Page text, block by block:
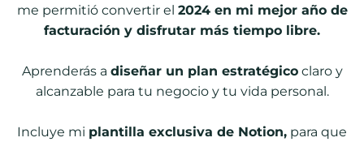
me permitió convertir el 2024 en mi mejor año de
facturación y disfrutar más tiempo libre.
Aprenderás a diseñar un plan estratégicoclaro y
alcanzable para tu negocio y tu vida personal.
Incluye mi plantilla exclusiva de Notion, para que